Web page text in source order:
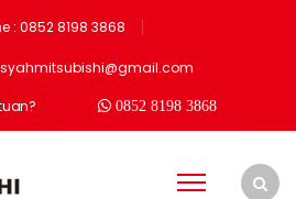
: 0852 8198 3868
0852 8198 3868